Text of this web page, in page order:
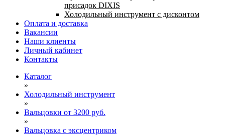
присадок DIXIS
Холодильный инструмент с дисконтом
Оплата и доставка
Вакансии
Наши клиенты
Личный кабинет
Контакты
Каталог
»
Холодильный инструмент
»
Вальцовки от 3200 руб.
»
Вальцовка c эксцентриком